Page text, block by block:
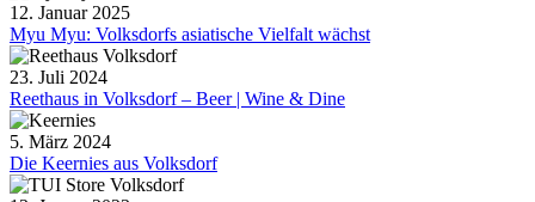
12. Januar 2025
Myu Myu: Volksdorfs asiatische Vielfalt wächst
23. Juli 2024
Reethaus in Volksdorf – Beer | Wine & Dine
5. März 2024
Die Keernies aus Volksdorf